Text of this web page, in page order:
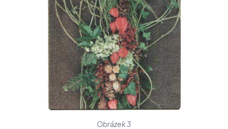
Obrázek 3